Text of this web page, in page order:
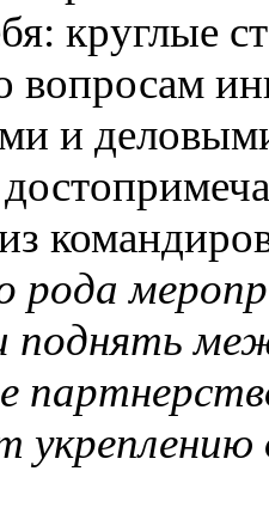
круглые
вопросам
и
рода